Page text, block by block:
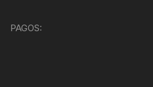
PAGOS: